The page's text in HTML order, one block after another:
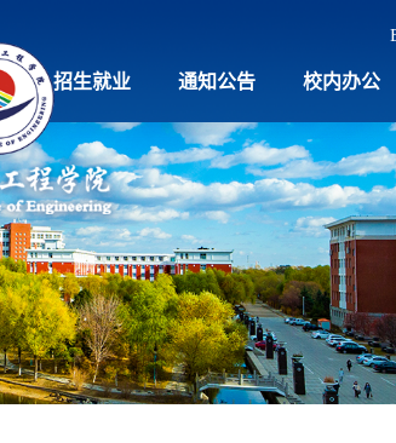
招生就业 通知公告 校内办公